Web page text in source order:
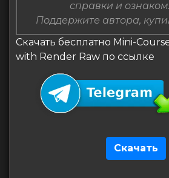
справки и
Поддержите автора,
Скачать бесплатно Mini-
with Render Raw по ссылке
Скачать